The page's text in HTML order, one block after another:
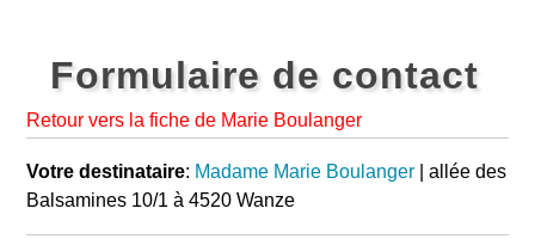
Formulaire de contact
Retour vers la fiche de Marie Boulanger
Votre destinataire: Madame Marie Boulanger | allée des
Balsamines 10/1 à 4520 Wanze